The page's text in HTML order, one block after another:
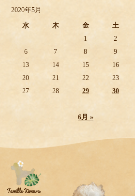
2020年5月
水 木 金 土
6月 »
1
2
6 7 8
9
13 14 15
16
20 21 22
23
27 28 29
30